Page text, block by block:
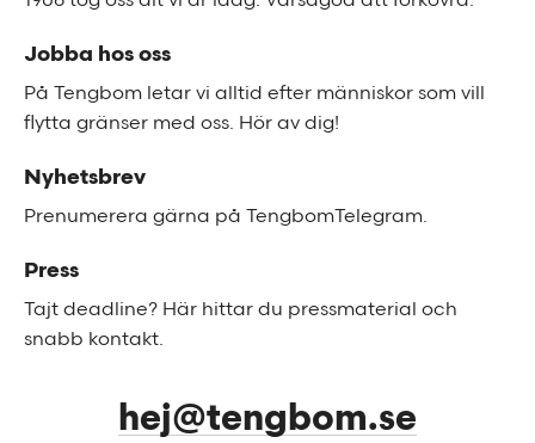
Jobba hos oss
På Tengbom letar vi alltid efter människor som vill
flytta gränser med oss. Hör av dig!
Nyhetsbrev
Prenumerera gärna på TengbomTelegram.
Press
Tajt deadline? Här hittar du pressmaterial och
snabb kontakt.
hej@tengbom.se